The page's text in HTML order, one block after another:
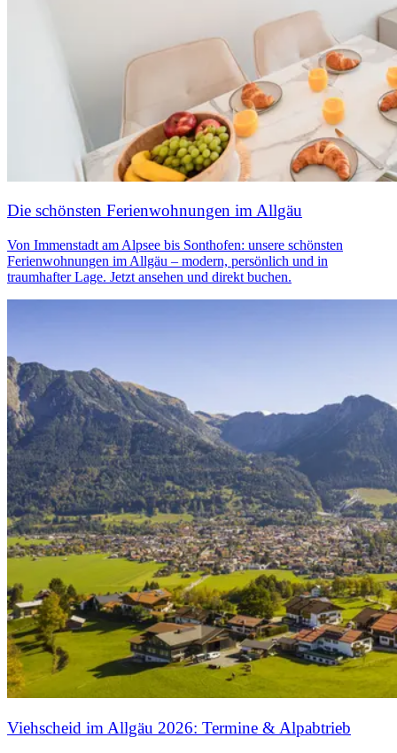
Die schönsten Ferienwohnungen im Allgäu
Von Immenstadt am Alpsee bis Sonthofen: unsere schönsten
Ferienwohnungen im Allgäu – modern, persönlich und in
traumhafter Lage. Jetzt ansehen und direkt buchen.
Viehscheid im Allgäu 2026: Termine & Alpabtrieb